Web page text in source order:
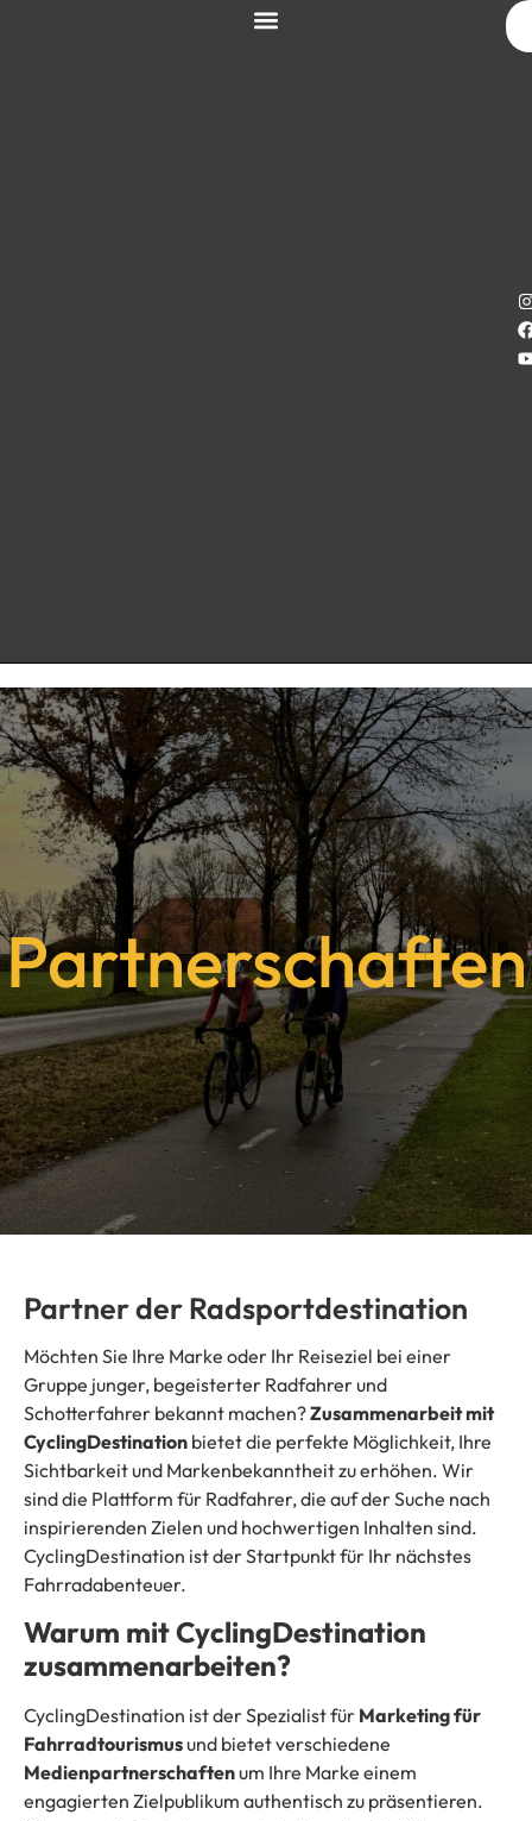
Partnerschaften
Partner der Radsportdestination
Möchten Sie Ihre Marke oder Ihr Reiseziel bei einer
Gruppe junger, begeisterter Radfahrer und
Schotterfahrer bekannt machen?Zusammenarbeit mit
CyclingDestination bietet die perfekte Möglichkeit, Ihre
Sichtbarkeit und Markenbekanntheit zu erhöhen. Wir
sind die Plattform für Radfahrer, die auf der Suche nach
inspirierenden Zielen und hochwertigen Inhalten sind.
CyclingDestination ist der Startpunkt für Ihr nächstes
Fahrradabenteuer.
Warum mit CyclingDestination
zusammenarbeiten?
CyclingDestination ist der Spezialist für Marketing für
Fahrradtourismusund bietet verschiedene
Medienpartnerschaftenum Ihre Marke einem
engagierten Zielpublikum authentisch zu präsentieren.